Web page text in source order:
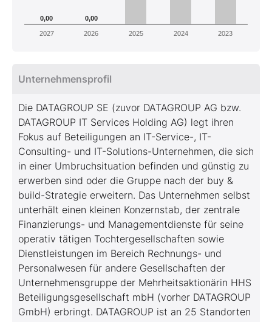
0,00 0,00
2027 2026 2025 2024 2023
Unternehmensprofil
Die DATAGROUP SE (zuvor DATAGROUP AG bzw.
DATAGROUP IT Services Holding AG) legt ihren
Fokus auf Beteiligungen an IT-Service-, IT-
Consulting- und IT-Solutions-Unternehmen, die sich
in einer Umbruchsituation befinden und günstig zu
erwerben sind oder die Gruppe nach der buy &
build-Strategie erweitern. Das Unternehmen selbst
unterhält einen kleinen Konzernstab, der zentrale
Finanzierungs- und Managementdienste für seine
operativ tätigen Tochtergesellschaften sowie
Dienstleistungen im Bereich Rechnungs- und
Personalwesen für andere Gesellschaften der
Unternehmensgruppe der Mehrheitsaktionärin HHS
Beteiligungsgesellschaft mbH (vorher DATAGROUP
GmbH) erbringt. DATAGROUP ist an 25 Standorten